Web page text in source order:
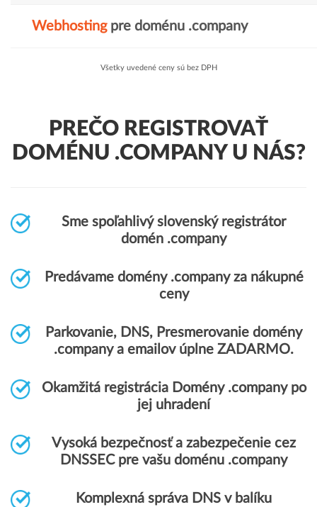
Webhostingpre doménu .company
Všetky uvedené ceny sú bez DPH
PREČO REGISTROVAŤ
DOMÉNU .COMPANY U NÁS?
Sme spoľahlivý slovenský registrátor
domén .company
Predávame domény .company za nákupné
ceny
Parkovanie, DNS, Presmerovanie domény
.company a emailov úplne ZADARMO.
Okamžitá registrácia Domény .company po
jej uhradení
Vysoká bezpečnosť a zabezpečenie cez
DNSSEC pre vašu doménu .company
Komplexná správa DNS v balíku